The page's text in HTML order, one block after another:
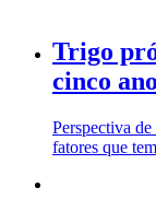
Trigo
cinco
Perspectiva
fatores que